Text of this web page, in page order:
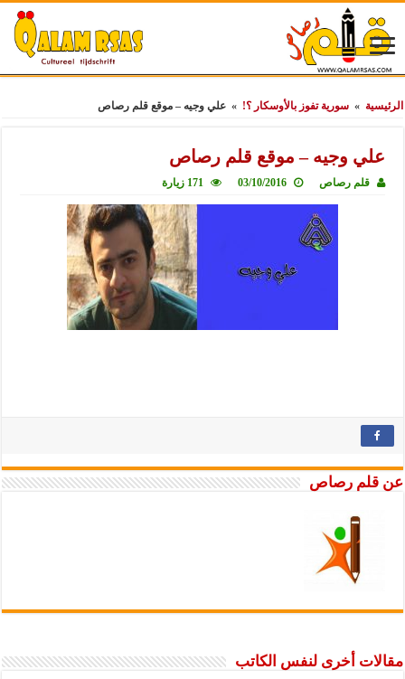
الرئيسية » سورية تفوز بالأوسكار ؟! » علي وجيه – موقع قلم رصاص
علي وجيه – موقع قلم رصاص
قلم رصاص 03/10/2016 171 زيارة
عن قلم رصاص
مقالات أخرى لنفس الكاتب